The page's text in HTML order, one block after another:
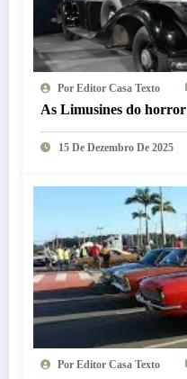
Por Editor Casa Texto
As Limusines do horror
15 De Dezembro De 2025
Por Editor Casa Texto